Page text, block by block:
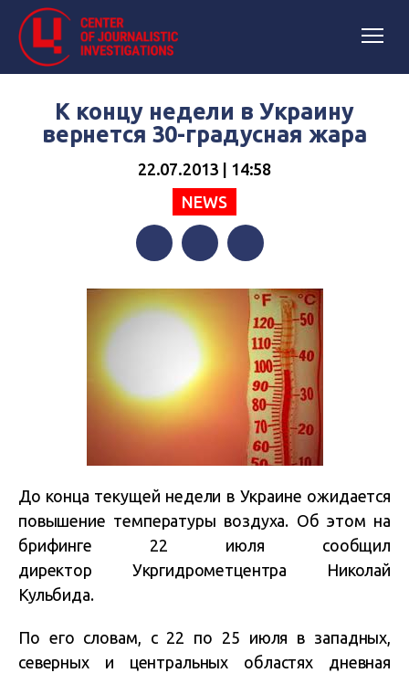
К концу недели в Украину
вернется 30-градусная жара
22.07.2013 | 14:58
NEWS
До конца текущей недели в Украине ожидается
повышение температуры воздуха. Об этом на
брифинге 22 июля сообщил
директор Укргидрометцентра Николай
Кульбида.
По его словам, с 22 по 25 июля в западных,
северных и центральных областях дневная